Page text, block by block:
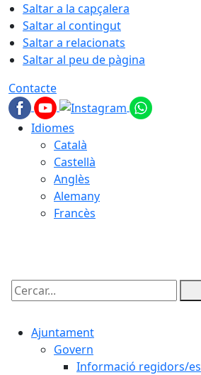
Saltar a la capçalera
Saltar al contingut
Saltar a relacionats
Saltar al peu de pàgina
Contacte
Idiomes
Català
Castellà
Anglès
Alemany
Francès
Cercar:
Ajuntament
Govern
Informació regidors/es